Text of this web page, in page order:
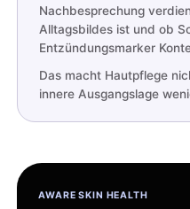
Nachbesprechung
Alltagsbildes ist und ob
Entzündungsmarker
Das macht Hautpflege
innere Ausgangslage
AWARE SKIN HEALTH